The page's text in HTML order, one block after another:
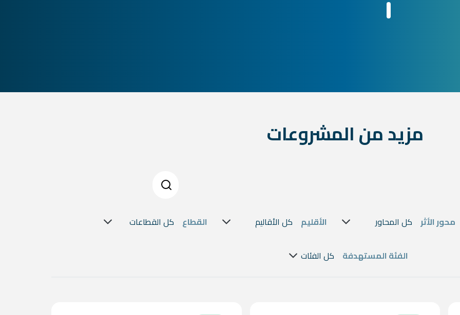
مزيد من المشروعات
our
محور الأثر الأقليم القطاع
الفئة المستهدفة